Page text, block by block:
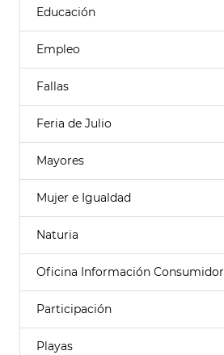
Educación
Empleo
Fallas
Feria de Julio
Mayores
Mujer e Igualdad
Naturia
Oficina Información Consumidor
Participación
Playas